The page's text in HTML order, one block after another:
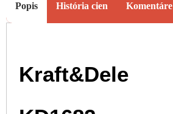
Popis História cien Komentáre
Kraft&Dele